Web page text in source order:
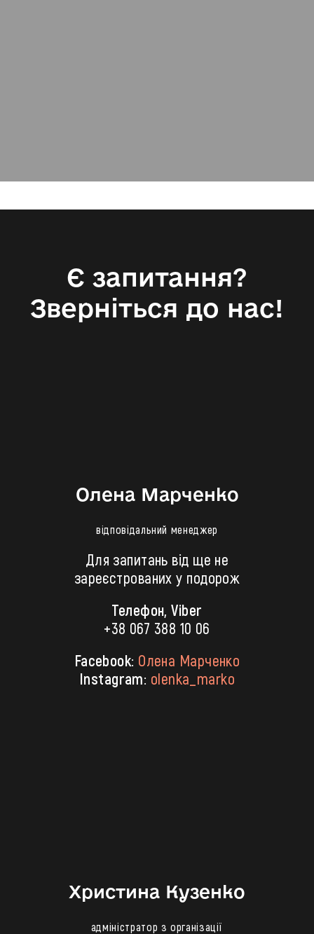
Є запитання?
Зверніться до нас!
Олена Марченко
відповідальний менеджер
Для запитань від ще не
зареєстрованих у подорож
Телефон, Viber
+38 067 388 10 06
Facebook: Олена Марченко
Instagram: olenka_marko
Христина Кузенко
адміністратор з організації